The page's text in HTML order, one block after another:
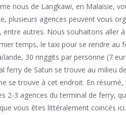
nous de Langkawi, en Malaisie,
plusieurs agences peuvent vous
entre autres. Nous souhaitons aller
temps, le taxi pour se rendre au
30 ringgits par personne (7
ferry de Satun se trouve au milieu
se trouve à cet endroit. En
2-3 agences du terminal de ferry,
vous êtes littéralement coincés